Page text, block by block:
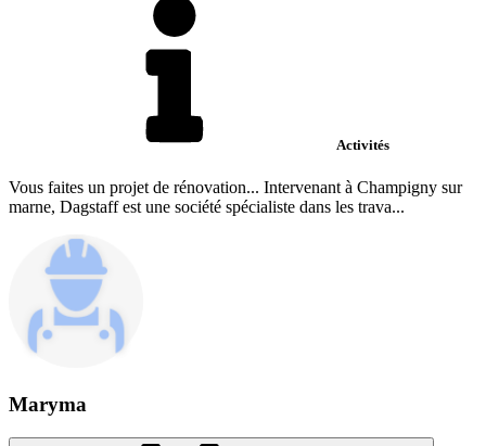
Activités
Vous faites un projet de rénovation... Intervenant à Champigny sur
marne, Dagstaff est une société spécialiste dans les trava...
Maryma